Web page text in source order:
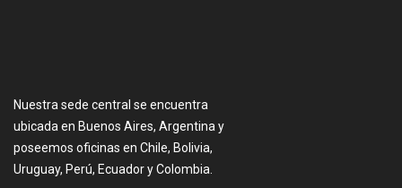
Nuestra sede central se encuentra
ubicada en Buenos Aires, Argentina y
poseemos oficinas en Chile, Bolivia,
Uruguay, Perú, Ecuador y Colombia.